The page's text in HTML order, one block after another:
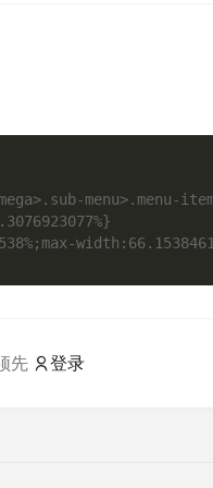
menu>.menu-
先 登录